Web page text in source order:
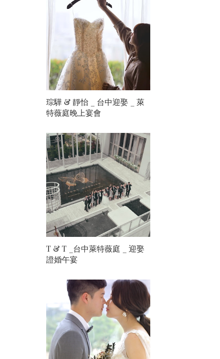
琮驊 & 靜怡 _ 台中迎娶 _ 萊
特薇庭晚上宴會
T & T _台中萊特薇庭 _ 迎娶
證婚午宴